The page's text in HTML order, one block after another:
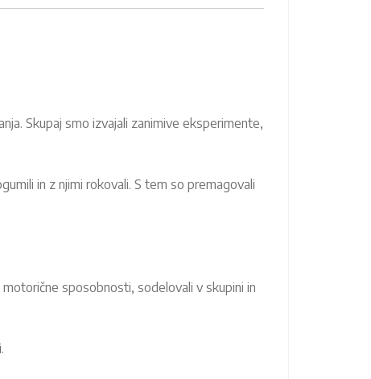
Skupaj smo izvajali zanimive eksperimente,
in z njimi rokovali. S tem so premagovali
sposobnosti, sodelovali v skupini in